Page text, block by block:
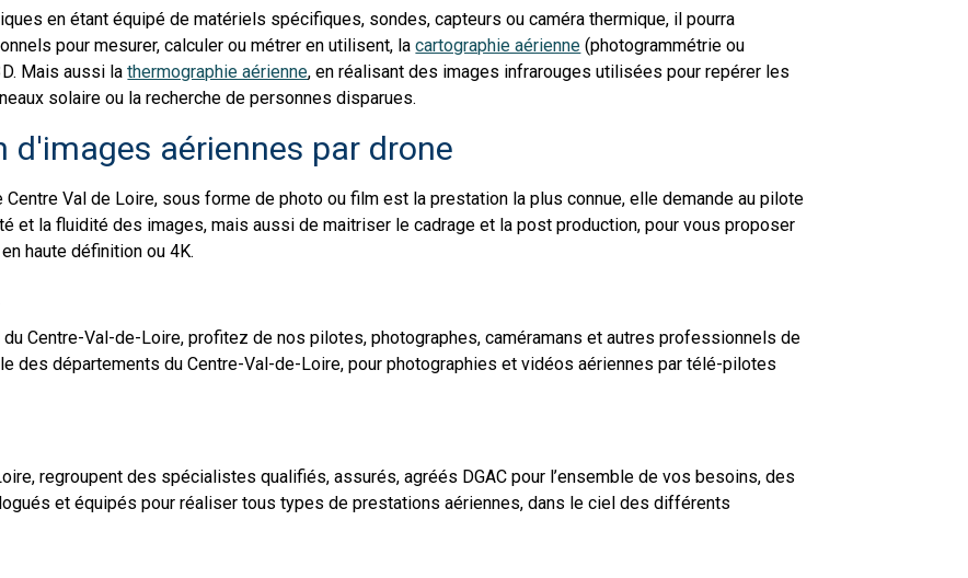
en étant équipé de matériels spécifiques, sondes, capteurs ou caméra thermique, il pourra
pour mesurer, calculer ou métrer en utilisent, lacartographie aérienne (photogrammétrie ou
Mais aussi lathermographie aérienne, en réalisant des images infrarouges utilisées pour repérer les
solaire ou la recherche de personnes disparues.
aériennes par drone
Val de Loire, sous forme de photo ou film est la prestation la plus connue, elle demande au pilote
et la fluidité des images, mais aussi de maitriser le cadrage et la post production, pour vous proposer
haute définition ou 4K.
Centre-Val-de-Loire, profitez de nos pilotes, photographes, caméramans et autres professionnels de
des départements du Centre-Val-de-Loire, pour photographies et vidéos aériennes par télé-pilotes
regroupent des spécialistes qualifiés, assurés, agréés DGAC pour l’ensemble de vos besoins, des
et équipés pour réaliser tous types de prestations aériennes, dans le ciel des différents